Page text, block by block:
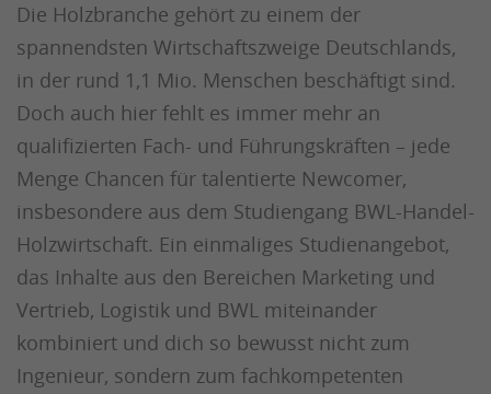
Die Holzbranche gehört zu einem der
spannendsten Wirtschaftszweige Deutschlands,
in der rund 1,1 Mio. Menschen beschäftigt sind.
Doch auch hier fehlt es immer mehr an
qualifizierten Fach- und Führungskräften – jede
Menge Chancen für talentierte Newcomer,
insbesondere aus dem Studiengang BWL-Handel-
Holzwirtschaft. Ein einmaliges Studienangebot,
das Inhalte aus den Bereichen Marketing und
Vertrieb, Logistik und BWL miteinander
kombiniert und dich so bewusst nicht zum
Ingenieur, sondern zum fachkompetenten